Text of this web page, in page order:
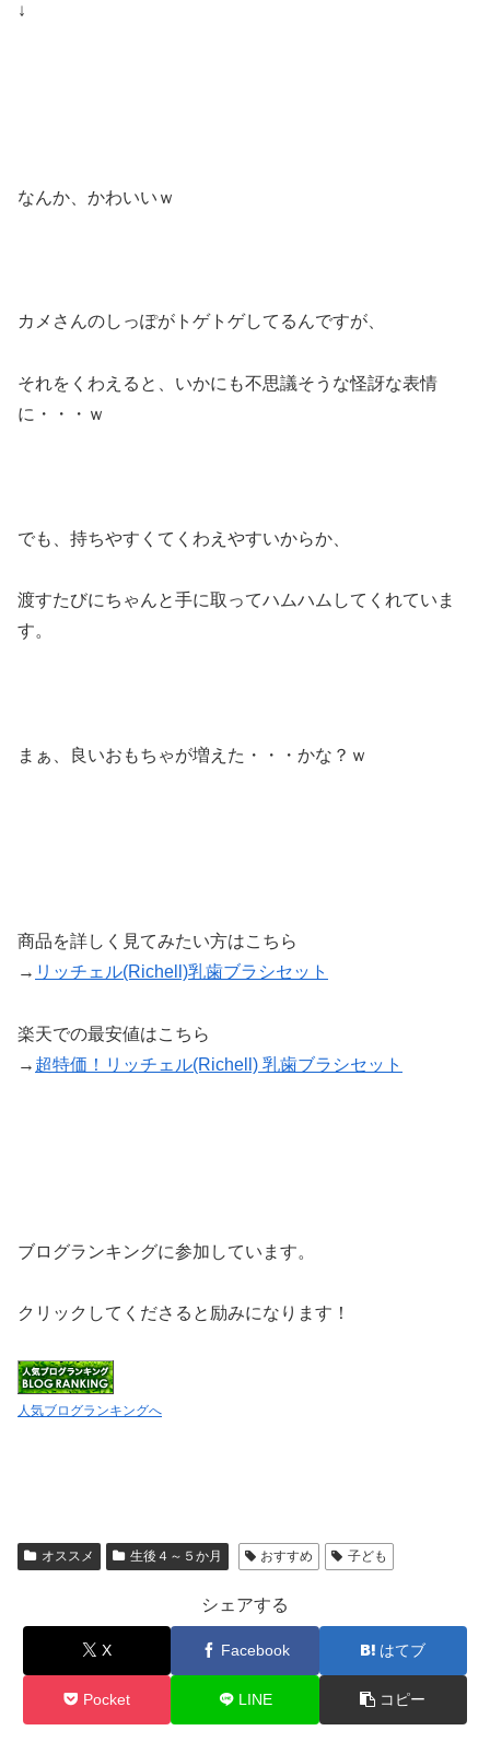
↓
なんか、かわいいｗ
カメさんのしっぽがトゲトゲしてるんですが、
それをくわえると、いかにも不思議そうな怪訝な表情
に・・・ｗ
でも、持ちやすくてくわえやすいからか、
渡すたびにちゃんと手に取ってハムハムしてくれていま
す。
まぁ、良いおもちゃが増えた・・・かな？ｗ
商品を詳しく見てみたい方はこちら
→ リッチェル(Richell)乳歯ブラシセット
楽天での最安値はこちら
→ 超特価！リッチェル(Richell) 乳歯ブラシセット
ブログランキングに参加しています。
クリックしてくださると励みになります！
人気ブログランキングへ
オススメ 生後４～５か月 おすすめ 子ども
シェアする
X Facebook はてブ
Pocket LINE コピー